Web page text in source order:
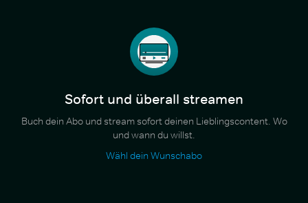
Sofort und überall streamen
Buch dein Abo und stream sofort deinen Lieblingscontent. Wo
und wann du willst.
Wähl dein Wunschabo